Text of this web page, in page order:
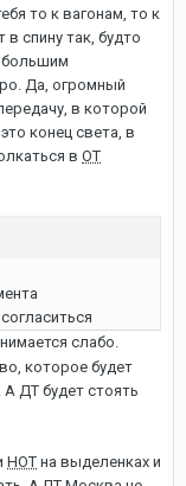
то к вагонам, то к
спину так, будто
большим
Да, огромный
в которой
конец света, в
в ОТ
слабо.
которое будет
ДТ будет стоять
НОТ на выделенках и